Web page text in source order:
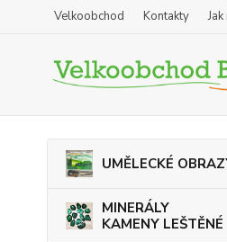
Velkoobchod Kontakty
UMĚLECKÉ
MINERÁLY
KAMENY LEŠTĚNÉ